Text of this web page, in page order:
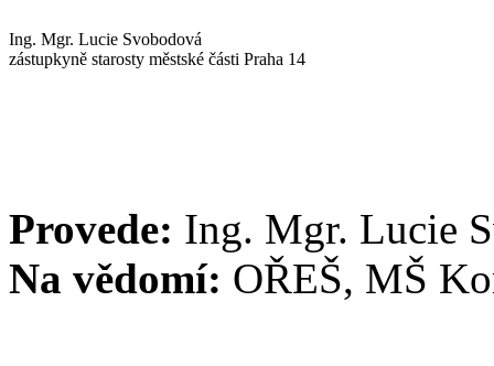
Ing. Mgr. Lucie Svobodová
zástupkyně starosty městské části Praha 14
Provede: Ing. Mgr. Lucie
Na vědomí: OŘEŠ, MŠ